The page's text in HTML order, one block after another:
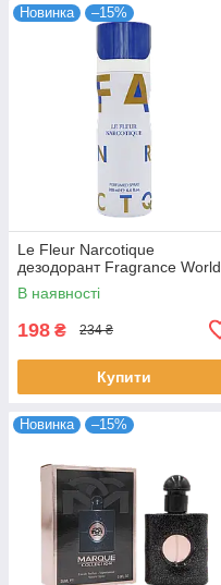
Новинка –15%
Le Fleur Narcotique
дезодорант Fragrance World
В наявності
198 ₴ 234 ₴
Купити
Новинка –15%